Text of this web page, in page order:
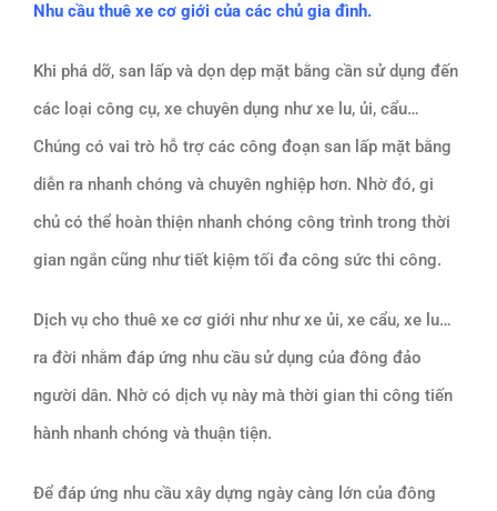
Nhu cầu thuê xe cơ giới của các chủ gia đình.
Khi phá dỡ, san lấp và dọn dẹp mặt bằng cần sử dụng đến
các loại công cụ, xe chuyên dụng như xe lu, ủi, cẩu…
Chúng có vai trò hỗ trợ các công đoạn san lấp mặt bằng
diễn ra nhanh chóng và chuyên nghiệp hơn. Nhờ đó, gi
chủ có thể hoàn thiện nhanh chóng công trình trong thời
gian ngắn cũng như tiết kiệm tối đa công sức thi công.
Dịch vụ cho thuê xe cơ giới như như xe ủi, xe cẩu, xe lu…
ra đời nhằm đáp ứng nhu cầu sử dụng của đông đảo
người dân. Nhờ có dịch vụ này mà thời gian thi công tiến
hành nhanh chóng và thuận tiện.
Để đáp ứng nhu cầu xây dựng ngày càng lớn của đông